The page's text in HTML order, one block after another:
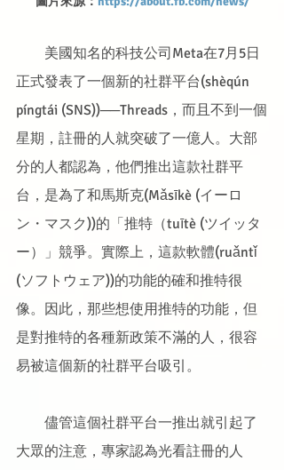
美國知名的科技公司Meta在7月5日
正式發表了一個新的社群平台(shèqún
píngtái (SNS))──Threads，而且不到一個
星期，註冊的人就突破了一億人。大部
分的人都認為，他們推出這款社群平
台，是為了和馬斯克(Mǎsīkè (イーロ
ン・マスク))的「推特（tuītè (ツイッタ
ー）」競爭。實際上，這款軟體(ruǎntǐ
(ソフトウェア))的功能的確和推特很
像。因此，那些想使用推特的功能，但
是對推特的各種新政策不滿的人，很容
易被這個新的社群平台吸引。
儘管這個社群平台一推出就引起了
大眾的注意，專家認為光看註冊的人